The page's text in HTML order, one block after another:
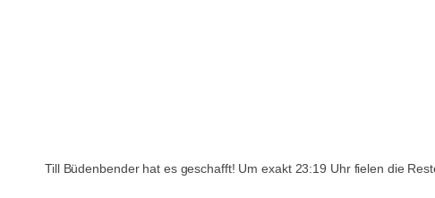
Till Büdenbender hat es geschafft! Um exakt 23:19 Uhr fielen die